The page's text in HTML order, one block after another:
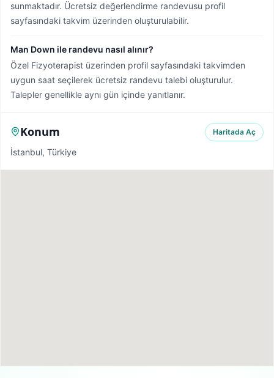
sunmaktadır. Ücretsiz değerlendirme randevusu profil
sayfasındaki takvim üzerinden oluşturulabilir.
Man Down ile randevu nasıl alınır?
Özel Fizyoterapist üzerinden profil sayfasındaki takvimden
uygun saat seçilerek ücretsiz randevu talebi oluşturulur.
Talepler genellikle aynı gün içinde yanıtlanır.
Konum
İstanbul, Türkiye
Haritada Aç